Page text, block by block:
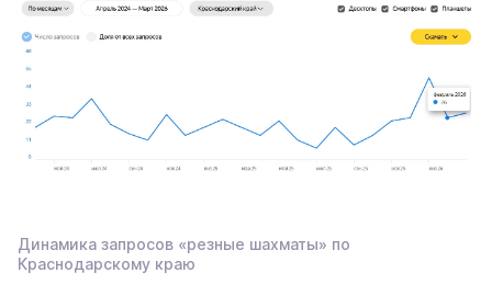
Динамика запросов «резные шахматы» по
Краснодарскому краю